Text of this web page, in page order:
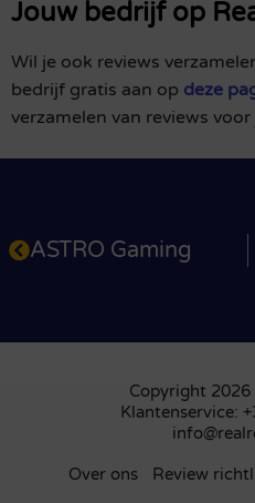
Jouw bedrijf op
Wil je ook reviews
bedrijf gratis aan op deze
verzamelen van reviews
ASTRO Gaming
Copyright
Klantenservice:
Over ons Review